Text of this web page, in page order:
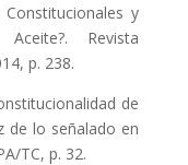
y
Revista
p. 238.
de
de lo señalado en
TC, p. 32.